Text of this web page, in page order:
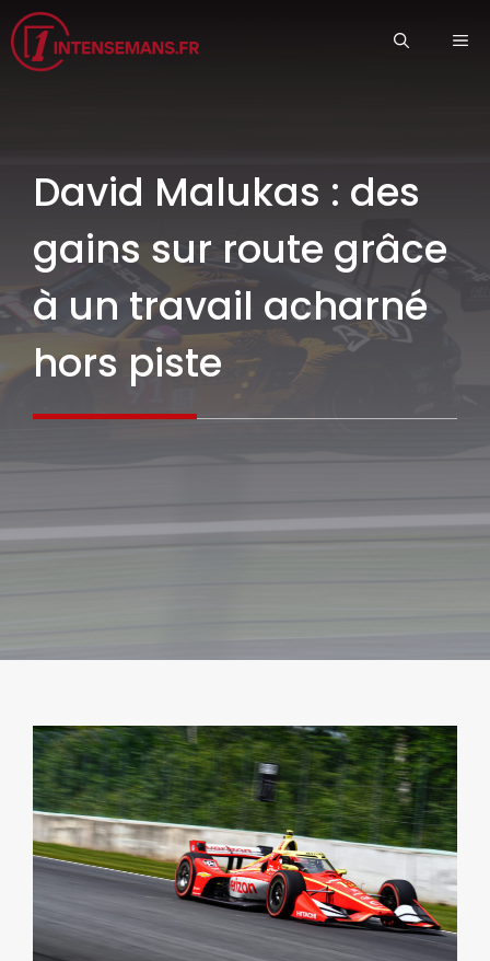
Aller
au
contenu
David Malukas : des
gains sur route grâce
à un travail acharné
hors piste